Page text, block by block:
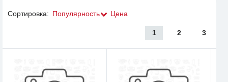
Сортировка: Популярность Цена
1 2 3